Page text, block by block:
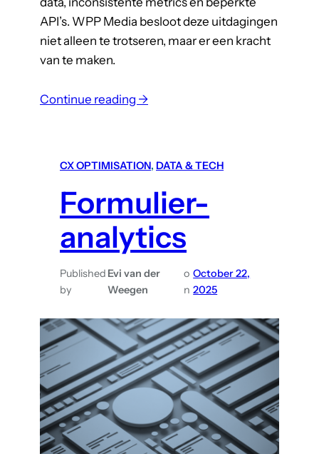
API’s. WPP Media besloot deze uitdagingen
niet alleen te trotseren, maar er een kracht
van te maken.
Continue reading →:
i
s
t
e
n
r
e
t
a
l
m
CX OPTIMISATION, DATA & TECH
Formulier-
analytics
Published
by
Evi van der
Weegen
o
n
October 22,
2025